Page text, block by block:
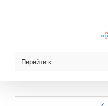
Перейти к...